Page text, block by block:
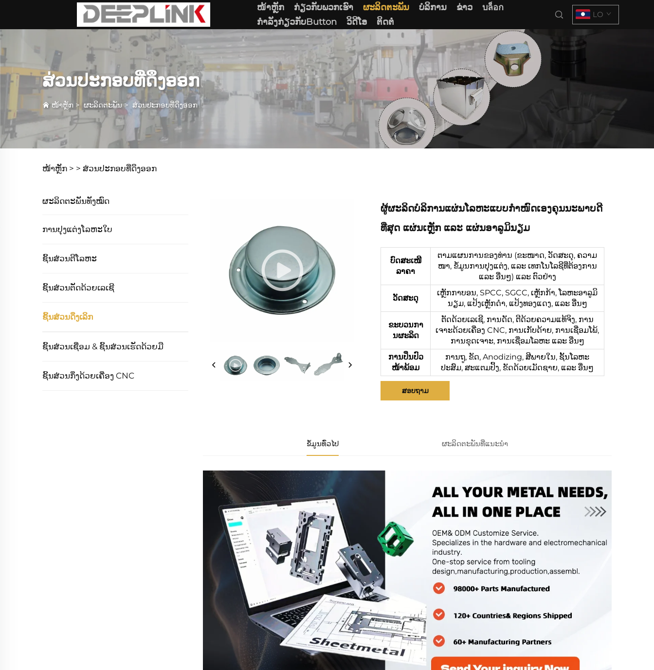
ໜ້າຫຼັກ ກ່ຽວກັບພວກເຮົາ ຜະລິດຕະພັນ ບໍລິການ ຂ່າວ
บล็อก
ກໍາລັງກ່ຽວກັບButton
ວິດີໂອ ຕິດຕໍ່
LO
ສ່ວນປະກອບທີ່ດຶງອອກ
ໜ້າຫຼັກ > ຜະລິດຕະພັນ> ສ່ວນປະກອບທີ່ດຶງອອກ
ໜ້າຫຼັກ > > ສ່ວນປະກອບທີ່ດຶງອອກ
ຜະລິດຕະພັນທັງໝົດ
ການປຸງແຕ່ງໂລຫະໃບ
ຊິ້ນສ່ວນຕີໂລຫະ
ຊິ້ນສ່ວນຕັດດ້ວຍເລເຊີ
ຊິ້ນສ່ວນດຶງເລິກ
ຊິ້ນສ່ວນເຊື່ອມ & ຊິ້ນສ່ວນເຮັດດ້ວຍມື
ຊິ້ນສ່ວນກຶ່ງດ້ວຍເຄື່ອງ CNC
ຜູ້ຜະລິດບໍລິການແຜ່ນໂລຫະແບບກຳໜົດເອງຄຸນນະພາບດີ
ທີ່ສຸດ ແຜ່ນເຫຼັກ ແລະ ແຜ່ນອາລູມິນຽມ
ບົດສະເໜີ
ລາຄາ
ຕາມແຜນການຂອງທ່ານ (ຂະໜາດ, ວັດສະດຸ, ຄວາມ
ໜາ, ຂໍ້ມູນການປຸງແຕ່ງ, ແລະ ເທກໂນໂລຊີທີ່ຕ້ອງການ
ແລະ ອື່ນໆ) ແລະ ຕົວຢ່າງ
ວັດສະດຸ
ເຫຼັກກາບອນ, SPCC, SGCC, ເຫຼັກກ້າ, ໂລຫະອາລູມິ
ນຽມ, ແປ້ງເຫຼັກດຳ, ແປ້ງທອງແດງ, ແລະ ອື່ນໆ
ຂະບວນກາ
ນຜະລິດ
ຕັດດ້ວຍເລເຊີ, ການດັດ, ຕີດ້ວຍຄວາມແທ້ຈິງ, ການ
ເຈາະດ້ວຍເຄື່ອງ CNC, ການເກັບດ້າຍ, ການເຊື່ອມໂພ້,
ການຂຸດເຈາະ, ການເຊື່ອມໂລຫະ ແລະ ອື່ນໆ
ການປິ່ນປົວ
ໜ້າພ້ອມ
ການຖູ, ຂັດ, Anodizing, ສີພາຍໃນ, ຊັ້ນໂລຫະ
ປະສົມ, ສະແຕມປິ້ງ, ຂັດດ້ວຍເມັດຊາຍ, ແລະ ອື່ນໆ
ສອບຖາມ
ຂໍ້ມູນທົ່ວໄປ ຜະລິດຕະພັນທີ່ແນະນຳ